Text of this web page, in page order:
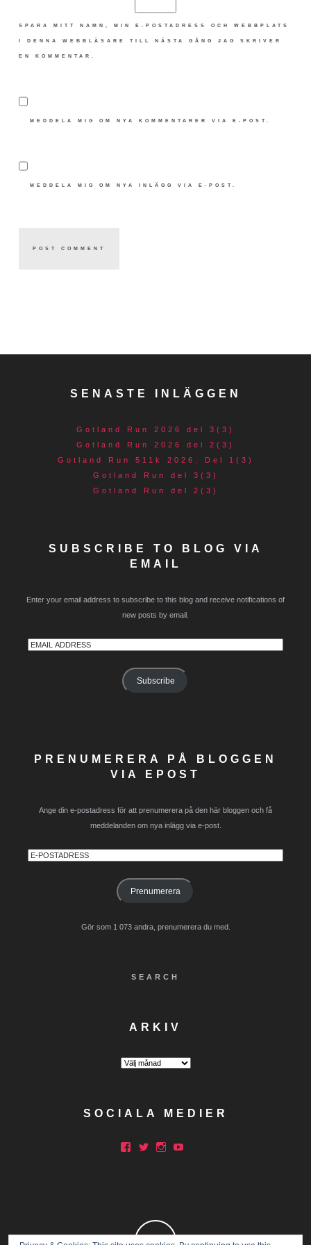
SPARA MITT NAMN, MIN E-POSTADRESS OCH WEBBPLATS
I DENNA WEBBLÄSARE TILL NÄSTA GÅNG JAG SKRIVER
EN KOMMENTAR.
MEDDELA MIG OM NYA KOMMENTARER VIA E-POST.
MEDDELA MIG OM NYA INLÄGG VIA E-POST.
SENASTE INLÄGGEN
Gotland Run 2026 del 3(3)
Gotland Run 2026 del 2(3)
Gotland Run 511k 2026. Del 1(3)
Gotland Run del 3(3)
Gotland Run del 2(3)
SUBSCRIBE TO BLOG VIA
EMAIL
Enter your email address to subscribe to this blog and receive notifications of
new posts by email.
Email
Subscribe
PRENUMERERA PÅ BLOGGEN
VIA EPOST
Ange din e-postadress för att prenumerera på den här bloggen och få
meddelanden om nya inlägg via e-post.
E-
Prenumerera
Gör som 1 073 andra, prenumerera du med.
SEARCH
ARKIV
Arkiv
SOCIALA MEDIER
Facebook
Twitter
Instagram